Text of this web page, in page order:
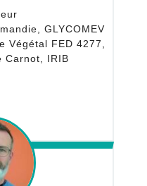
GLYCOMEV
Végétal FED 4277,
Carnot, IRIB